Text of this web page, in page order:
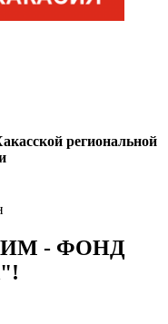
региональной
- ФОНД